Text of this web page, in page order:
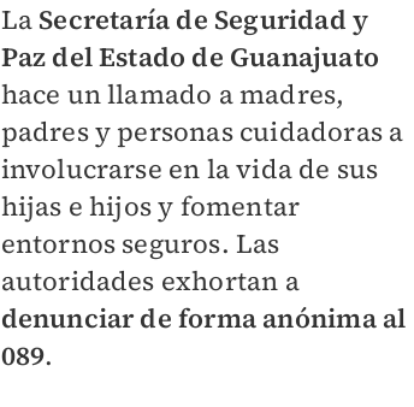
La Secretaría de Seguridad y
Paz del Estado de Guanajuato
hace un llamado a madres,
padres y personas cuidadoras a
involucrarse en la vida de sus
hijas e hijos y fomentar
entornos seguros. Las
autoridades exhortan a
denunciar de forma anónima al
089.